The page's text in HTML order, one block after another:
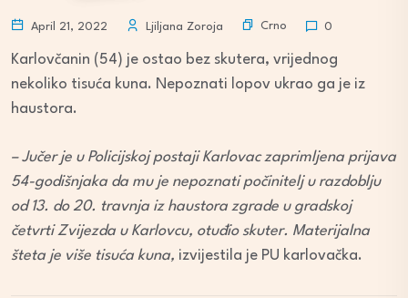
April 21, 2022 Ljiljana Zoroja Crno 0
Karlovčanin (54) je ostao bez skutera, vrijednog
nekoliko tisuća kuna. Nepoznati lopov ukrao ga je iz
haustora.
– Jučer je u Policijskoj postaji Karlovac zaprimljena prijava
54-godišnjaka da mu je nepoznati počinitelj u razdoblju
od 13. do 20. travnja iz haustora zgrade u gradskoj
četvrti Zvijezda u Karlovcu, otuđio skuter. Materijalna
šteta je više tisuća kuna, izvijestila je PU karlovačka.